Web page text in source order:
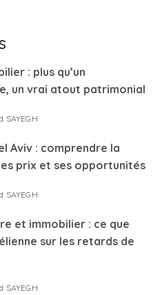
: plus qu’un
un vrai atout patrimonial
SAYEGH
Aviv : comprendre la
prix et ses opportunités
SAYEGH
et immobilier : ce que
sur les retards de
SAYEGH